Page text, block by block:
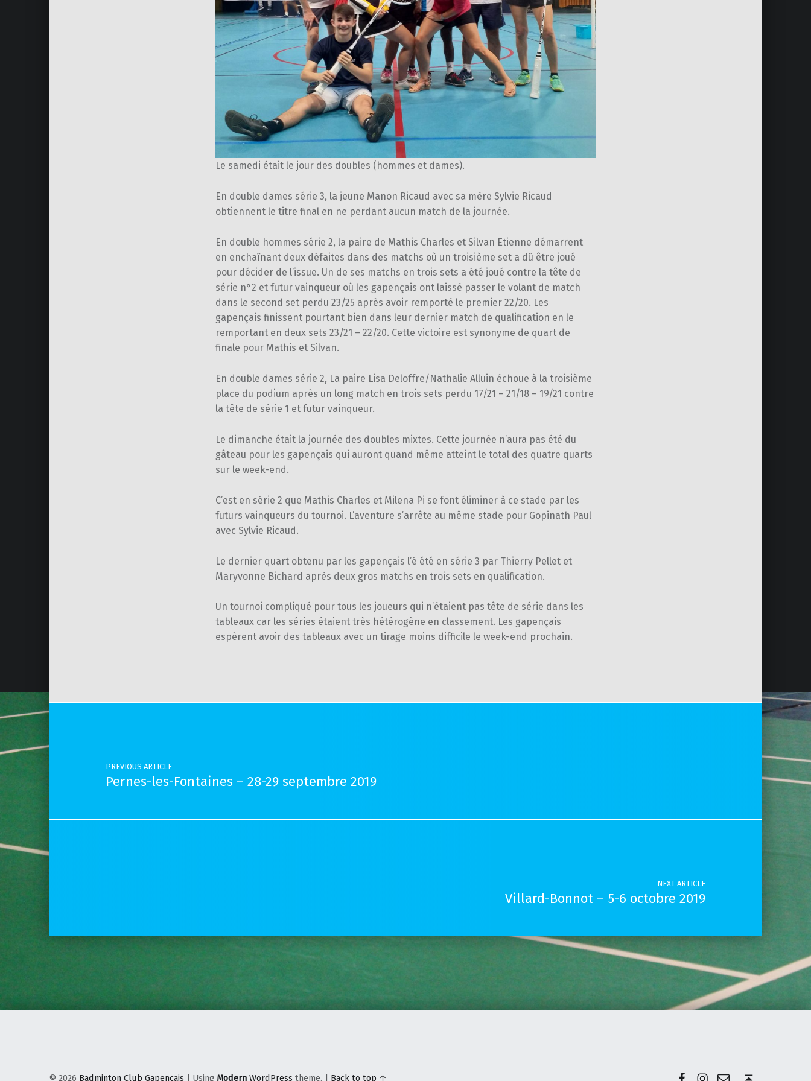
Le samedi était le jour des doubles (hommes et dames).
En double dames série 3, la jeune Manon Ricaud avec sa mère Sylvie Ricaud
obtiennent le titre final en ne perdant aucun match de la journée.
En double hommes série 2, la paire de Mathis Charles et Silvan Etienne démarrent
en enchaînant deux défaites dans des matchs où un troisième set a dû être joué
pour décider de l’issue. Un de ses matchs en trois sets a été joué contre la tête de
série n°2 et futur vainqueur où les gapençais ont laissé passer le volant de match
dans le second set perdu 23/25 après avoir remporté le premier 22/20. Les
gapençais finissent pourtant bien dans leur dernier match de qualification en le
remportant en deux sets 23/21 – 22/20. Cette victoire est synonyme de quart de
finale pour Mathis et Silvan.
En double dames série 2, La paire Lisa Deloffre/Nathalie Alluin échoue à la troisième
place du podium après un long match en trois sets perdu 17/21 – 21/18 – 19/21 contre
la tête de série 1 et futur vainqueur.
Le dimanche était la journée des doubles mixtes. Cette journée n’aura pas été du
gâteau pour les gapençais qui auront quand même atteint le total des quatre quarts
sur le week-end.
C’est en série 2 que Mathis Charles et Milena Pi se font éliminer à ce stade par les
futurs vainqueurs du tournoi. L’aventure s’arrête au même stade pour Gopinath Paul
avec Sylvie Ricaud.
Le dernier quart obtenu par les gapençais l’é été en série 3 par Thierry Pellet et
Maryvonne Bichard après deux gros matchs en trois sets en qualification.
Un tournoi compliqué pour tous les joueurs qui n’étaient pas tête de série dans les
tableaux car les séries étaient très hétérogène en classement. Les gapençais
espèrent avoir des tableaux avec un tirage moins difficile le week-end prochain.
Post navigation
PREVIOUS ARTICLE
Pernes-les-Fontaines – 28-29 septembre 2019
NEXT ARTICLE
Villard-Bonnot – 5-6 octobre 2019
© 2026 Badminton Club Gapençais | Using Modern WordPress theme. | Back to top ↑